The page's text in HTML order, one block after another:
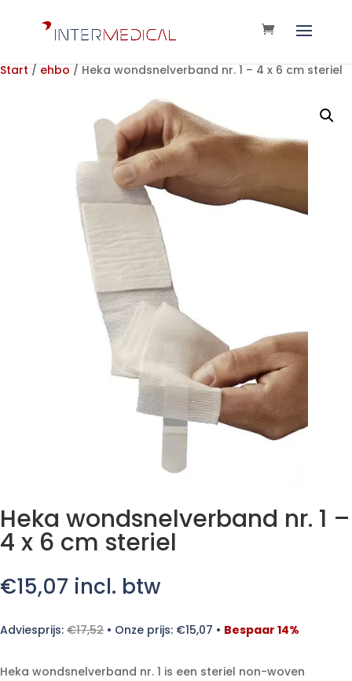
Start / ehbo / Heka wondsnelverband nr. 1 – 4 x 6 cm steriel
Heka wondsnelverband nr. 1 –
4 x 6 cm steriel
€15,07 incl. btw
Adviesprijs: €17,52 • Onze prijs: €15,07 • Bespaar 14%
Heka wondsnelverband nr. 1 is een steriel non-woven